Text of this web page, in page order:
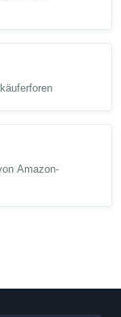
Amazon-